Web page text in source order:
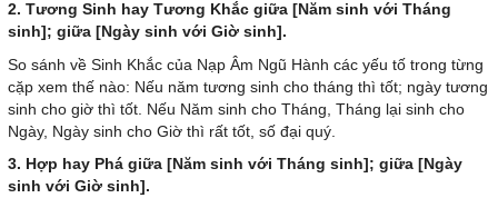
2. Tương Sinh hay Tương Khắc giữa [Năm sinh với Tháng
sinh]; giữa [Ngày sinh với Giờ sinh].
So sánh về Sinh Khắc của Nạp Âm Ngũ Hành các yếu tố trong từng
cặp xem thế nào: Nếu năm tương sinh cho tháng thì tốt; ngày tương
sinh cho giờ thì tốt. Nếu Năm sinh cho Tháng, Tháng lại sinh cho
Ngày, Ngày sinh cho Giờ thì rất tốt, số đại quý.
3. Hợp hay Phá giữa [Năm sinh với Tháng sinh]; giữa [Ngày
sinh với Giờ sinh].